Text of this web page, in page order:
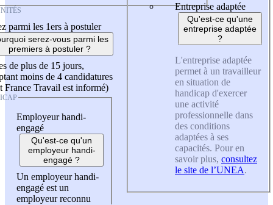
parmi les 1ers à postuler
serez-vous parmi les
premiers à postuler ?
de plus de 15 jours,
moins de 4 candidatures
France Travail est informé)
Employeur handi-
engagé
Qu'est-ce qu'un
employeur handi-
engagé ?
Un employeur handi-
engagé est un
employeur reconnu
Entreprise adaptée
Qu'est-ce qu'une
entreprise adaptée
?
L'entreprise adaptée
permet à un travailleur
en situation de
handicap d'exercer
une activité
professionnelle dans
des conditions
adaptées à ses
capacités. Pour en
savoir plus, consultez
le site de l’UNEA.